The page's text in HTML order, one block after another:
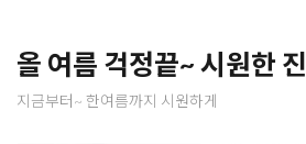
올 여름 걱정끝~ 시원한 진
지금부터~ 한여름까지 시원하게